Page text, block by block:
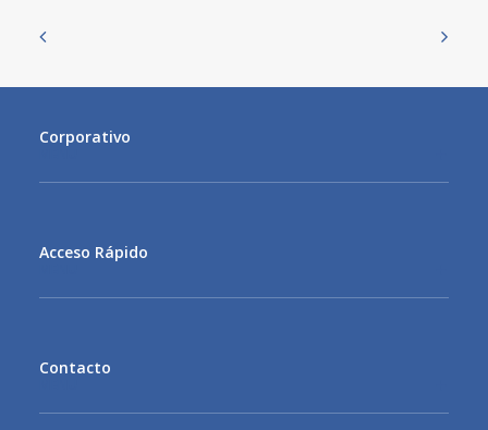
Corporativo
Acceso Rápido
Contacto